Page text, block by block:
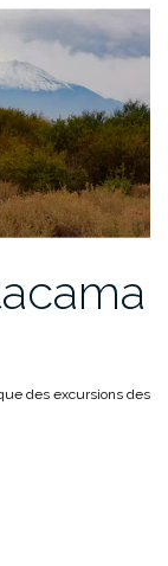
des excursions des